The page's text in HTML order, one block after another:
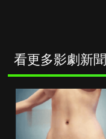
看更多影劇新聞